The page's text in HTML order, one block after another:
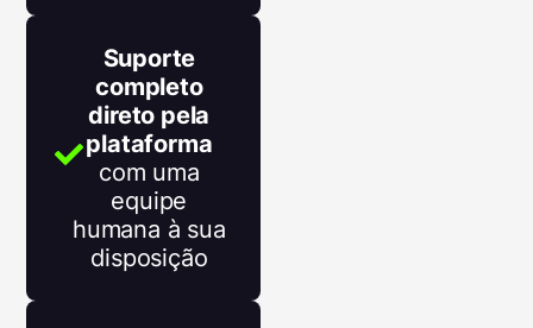
Suporte
completo
direto pela
plataforma
com uma
equipe
humana à sua
disposição